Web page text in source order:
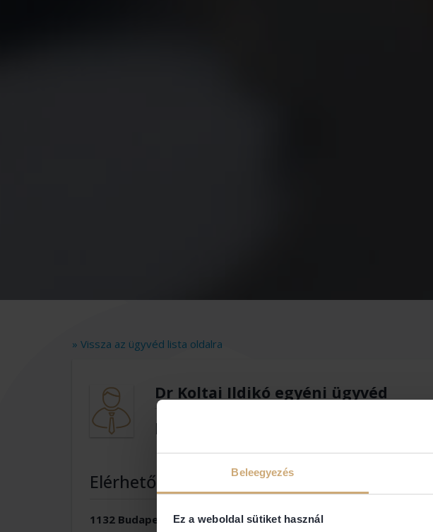
Beleegyezés
Ez a weboldal sütiket használ
» Vissza az ügyvéd lista oldalra
Dr Koltai Ildikó egyéni ügyvéd
Dr Koltai Ildikó
Elérhetőségek
1132 Budapest Csanády u. 18. 1/3